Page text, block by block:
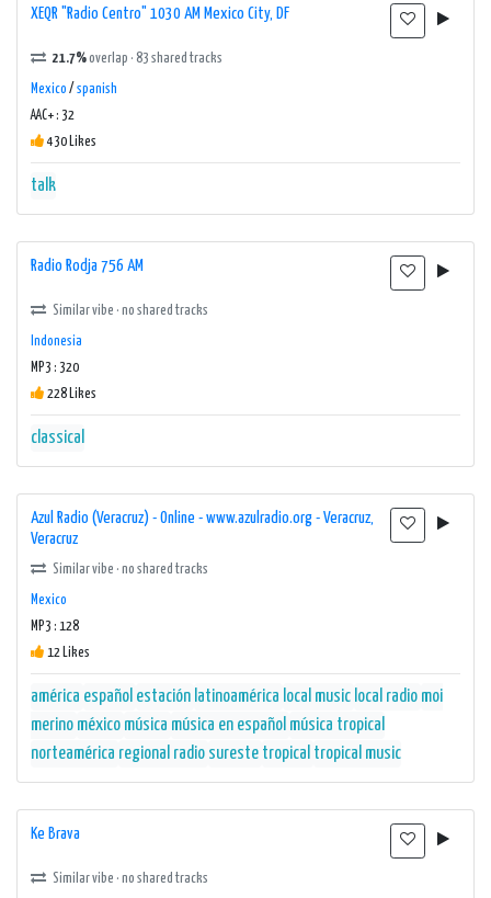
XEQR "Radio Centro" 1030 AM Mexico City, DF
21.7%overlap · 83 shared tracks
Mexico / spanish
AAC+ : 32
430 Likes
talk
Radio Rodja 756 AM
Similar vibe · no shared tracks
Indonesia
MP3 : 320
228 Likes
classical
Azul Radio (Veracruz) - Online - www.azulradio.org - Veracruz,
Veracruz
Similar vibe · no shared tracks
Mexico
MP3 : 128
12 Likes
américa español estación latinoamérica local music local radio moi
merino méxico música música en español música tropical
norteamérica regional radio sureste tropical tropical music
Ke Brava
Similar vibe · no shared tracks